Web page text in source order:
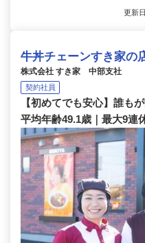
更新
牛丼チェーンすき家の
株式会社 すき家 中部支社
契約社員
【初めてでも安心】誰も
平均年齢49.1歳｜最大9連